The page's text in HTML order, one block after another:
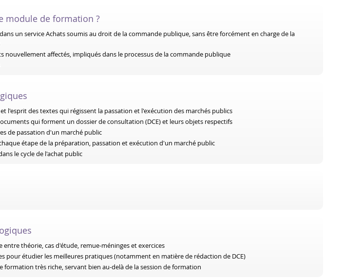
module de formation ?
un service Achats soumis au droit de la commande publique, sans être forcément en charge de la
nouvellement affectés, impliqués dans le processus de la commande publique
l'esprit des textes qui régissent la passation et l'exécution des marchés publics
qui forment un dossier de consultation (DCE) et leurs objets respectifs
de passation d'un marché public
étape de la préparation, passation et exécution d'un marché public
le cycle de l'achat public
théorie, cas d'étude, remue-méninges et exercices
pour étudier les meilleures pratiques (notamment en matière de rédaction de DCE)
formation très riche, servant bien au-delà de la session de formation